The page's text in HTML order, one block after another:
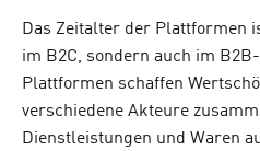
Das Zeitalter der Plattformen
im B2C, sondern auch im
Plattformen schaffen
verschiedene Akteure
Dienstleistungen und Waren